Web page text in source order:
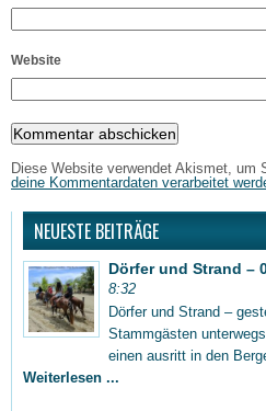
Website
Diese Website verwendet Akismet, um
deine Kommentardaten verarbeitet
NEUESTE BEITRÄGE
Dörfer und Strand –
8:32
Dörfer und Strand –
Stammgästen
einen ausritt in den
Weiterlesen ...